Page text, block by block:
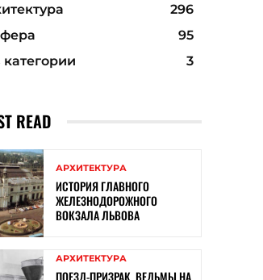
296
95
категории
3
READ
АРХИТЕКТУРА
ИСТОРИЯ ГЛАВНОГО
ЖЕЛЕЗНОДОРОЖНОГО
ВОКЗАЛА ЛЬВОВА
АРХИТЕКТУРА